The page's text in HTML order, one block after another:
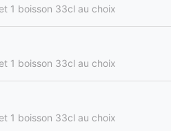
1 boisson 33cl au choix
1 boisson 33cl au choix
1 boisson 33cl au choix